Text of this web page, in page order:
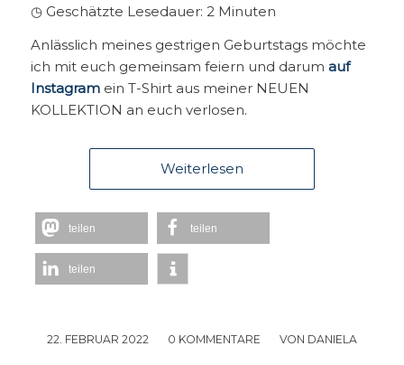
◷ Geschätzte Lesedauer: 2 Minuten
Anlässlich meines gestrigen Geburtstags möchte
ich mit euch gemeinsam feiern und darum auf
Instagramein T-Shirt aus meiner NEUEN
KOLLEKTION an euch verlosen.
Weiterlesen
teilen teilen
teilen
22. FEBRUAR 2022
/ 0 KOMMENTARE
/ VON DANIELA